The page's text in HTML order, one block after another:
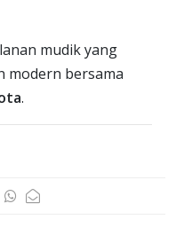
mudik yang
modern bersama
.